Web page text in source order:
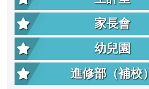
家長會
幼兒園
進修部（補校）